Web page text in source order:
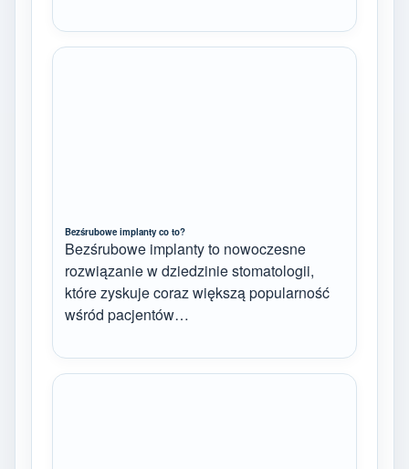
Bezśrubowe implanty co to?
Bezśrubowe implanty to nowoczesne
rozwiązanie w dziedzinie stomatologii,
które zyskuje coraz większą popularność
wśród pacjentów…